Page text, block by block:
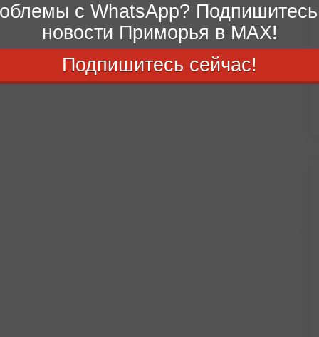
с WhatsApp?
новости Приморья в MAX!
Подпишитесь сейчас!